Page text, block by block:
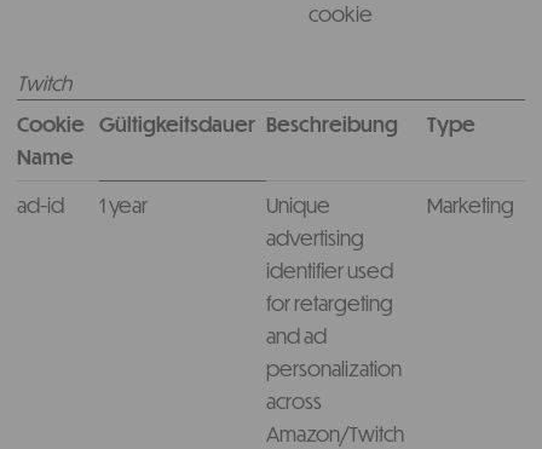
cookie
Twitch
Cookie
Name
Gültigkeitsdauer Beschreibung Type
ad-id 1 year
Unique
advertising
identifier used
for retargeting
and ad
personalization
across
Amazon/Twitch
Marketing